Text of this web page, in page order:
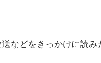
などをきっかけに読み